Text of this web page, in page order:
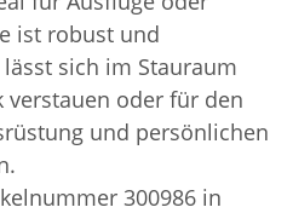
ist robust und
sich im Stauraum
verstauen oder für den
und persönlichen
300986 in